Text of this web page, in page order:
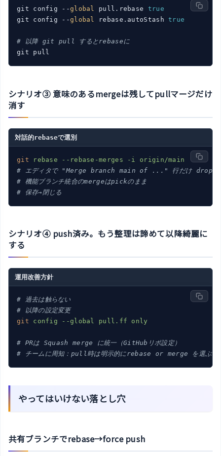
git config --global pull.rebase true
git config --global rebase.autoStash true
# 以降 git pull するとrebaseに
シナリオ③ 意味のあるmergeは残してpullマージだけ
消す
対話的rebaseで選別
git
rebase --rebase-merges -i origin/main
# エディタで "Merge branch main of ..." 行だけ drop
# 機能ブランチ統合のmergeはpickのまま
# 保存→閉じる
シナリオ④ push済み。もう整理は諦めて以降綺麗に
する
運用改善方針
# 過去は触らない
# 以降の設定変更
git
config --global pull.ff only
# PRは Squash merge に統一（GitHubリポ設定）
# チームに周知：pull時は明示的にrebase or merge を選ぶ
やってはいけない落とし穴
共有ブランチでrebase→force push